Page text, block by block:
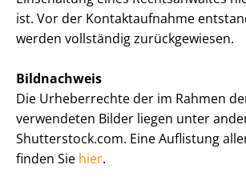
ist. Vor der Kontaktaufnahme
werden vollständig zurückgewiesen.
Bildnachweis
Die Urheberrechte der im Rahmen
verwendeten Bilder liegen unter
Shutterstock.com. Eine Auflistung
finden Sie hier.